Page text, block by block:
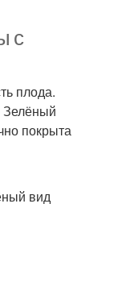
с
плода.
Зелёный
покрыта
вид